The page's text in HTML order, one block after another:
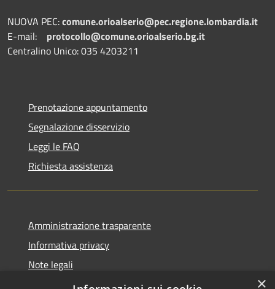
NUOVA PEC:comune.orioalserio@pec.regione.lombardia.it
E-mail: protocollo@comune.orioalserio.bg.it
Centralino Unico: 035 4203211
Prenotazione appuntamento
Segnalazione disservizio
Leggi le FAQ
Richiesta assistenza
Amministrazione trasparente
Informativa privacy
Note legali
Dichiarazione di accessibilità
×